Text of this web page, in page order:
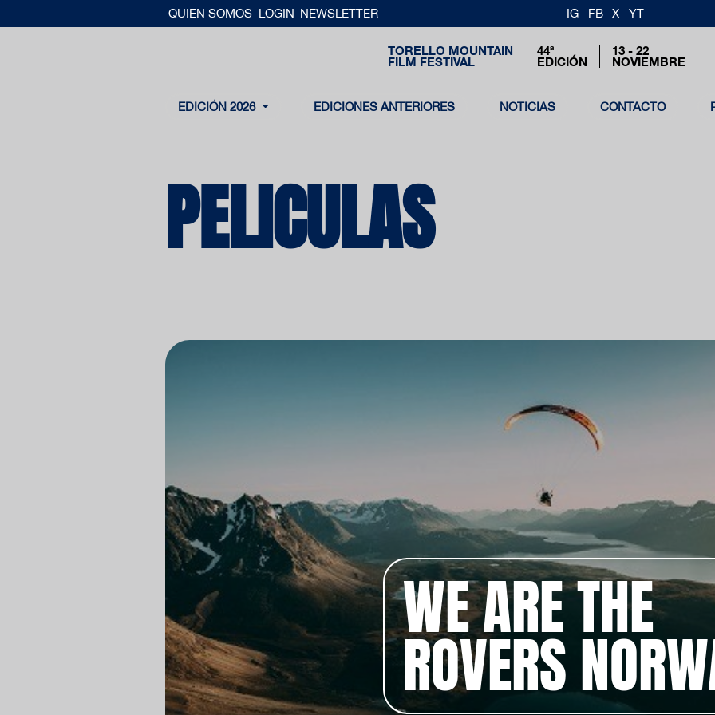
QUIEN SOMOS LOGIN NEWSLETTER IG FB X YT
TORELLO MOUNTAIN
FILM FESTIVAL
44ª
EDICIÓN
13 - 22
NOVIEMBRE
EDICIÓN 2026 EDICIONES ANTERIORES NOTICIAS CONTACTO
PELICULAS
WE ARE THE
ROVERS